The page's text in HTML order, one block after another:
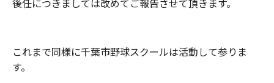
後任につきましては改めてご報告させて頂きます。
これまで同様に千葉市野球スクールは活動して参りま
す。